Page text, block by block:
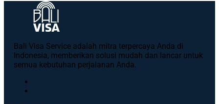
Bali Visa Service adalah mitra terpercaya Anda di
Indonesia, memberikan solusi mudah dan lancar untuk
semua kebutuhan perjalanan Anda.